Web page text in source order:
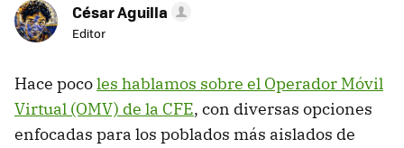
César Aguilla
Editor
Hace pocoles hablamos sobre el Operador Móvil
Virtual (OMV) de la CFE, con diversas opciones
enfocadas para los poblados más aislados de